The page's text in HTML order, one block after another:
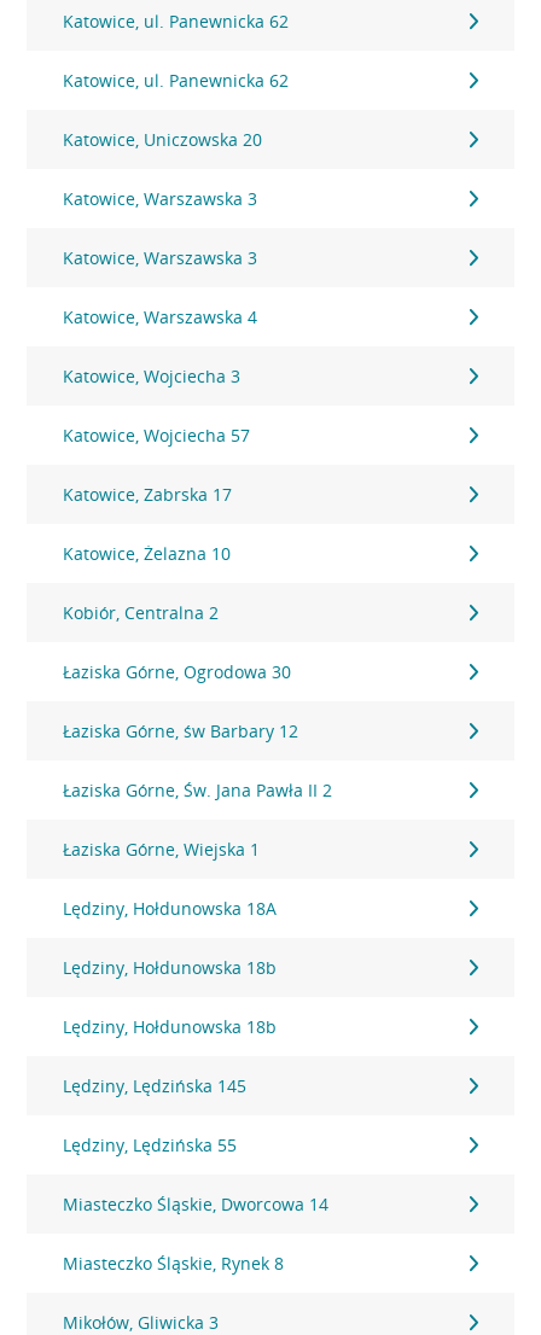
Katowice, ul. Panewnicka 62
Katowice, ul. Panewnicka 62
Katowice, Uniczowska 20
Katowice, Warszawska 3
Katowice, Warszawska 3
Katowice, Warszawska 4
Katowice, Wojciecha 3
Katowice, Wojciecha 57
Katowice, Zabrska 17
Katowice, Żelazna 10
Kobiór, Centralna 2
Łaziska Górne, Ogrodowa 30
Łaziska Górne, św Barbary 12
Łaziska Górne, Św. Jana Pawła II 2
Łaziska Górne, Wiejska 1
Lędziny, Hołdunowska 18A
Lędziny, Hołdunowska 18b
Lędziny, Hołdunowska 18b
Lędziny, Lędzińska 145
Lędziny, Lędzińska 55
Miasteczko Śląskie, Dworcowa 14
Miasteczko Śląskie, Rynek 8
Mikołów, Gliwicka 3